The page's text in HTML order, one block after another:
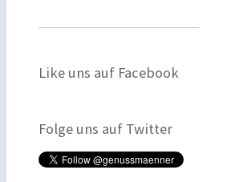
Like uns auf Facebook
Folge uns auf Twitter